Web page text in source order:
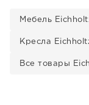
Мебель
Кресла
Все товары